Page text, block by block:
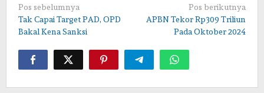
Navigasi
pos
Pos sebelumnya
Tak Capai Target PAD, OPD
Bakal Kena Sanksi
Pos berikutnya
APBN Tekor Rp309 Triliun
Pada Oktober 2024